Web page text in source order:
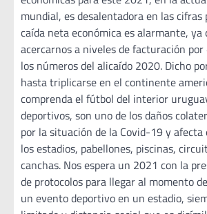
mundial, es desalentadora en las cifras
caída neta económica es alarmante, ya
acercarnos a niveles de facturación por
los números del alicaído 2020. Dicho
hasta triplicarse en el continente
comprenda el fútbol del interior
deportivos, son uno de los daños
por la situación de la Covid-19 y
los estadios, pabellones, piscinas,
canchas. Nos espera un 2021 con la
de protocolos para llegar al momento
un evento deportivo en un estadio,